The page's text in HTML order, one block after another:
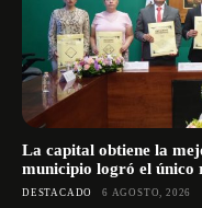
La capital obtiene la
municipio logró el único
DESTACADO 6 AGOSTO, 2026